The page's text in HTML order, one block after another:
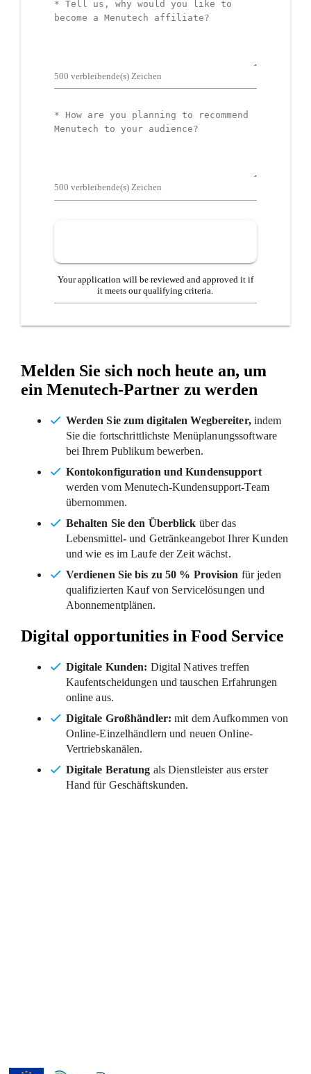
Tell
us
500 verbleibende(s) Zeichen
Tell
us
500 verbleibende(s) Zeichen
Your application will be reviewed and approved it if
it meets our qualifying criteria.
Melden Sie sich noch heute an, um
ein Menutech-Partner zu werden
Werden Sie zum digitalen Wegbereiter, indem
Sie die fortschrittlichste Menüplanungssoftware
bei Ihrem Publikum bewerben.
Kontokonfiguration und Kundensupport
werden vom Menutech-Kundensupport-Team
übernommen.
Behalten Sie den Überblick über das
Lebensmittel-und Getränkeangebot Ihrer Kunden
und wie es im Laufe der Zeit wächst.
Verdienen Sie bis zu 50 % Provision für jeden
qualifizierten Kauf von Servicelösungen und
Abonnementplänen.
Digital opportunities in Food Service
Digitale Kunden: Digital Natives treffen
Kaufentscheidungen und tauschen Erfahrungen
online aus.
Digitale Großhändler:mit dem Aufkommen von
Online-Einzelhändlern und neuen Online-
Vertriebskanälen.
Digitale Beratung als Dienstleister aus erster
Hand für Geschäftskunden.